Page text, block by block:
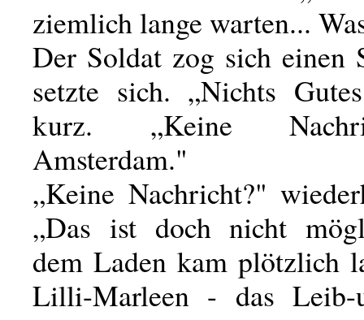
ziemlich lange warten...
Der Soldat zog sich einen
setzte sich. „Nichts
kurz. „Keine
Amsterdam."
„Keine Nachricht?"
„Das ist doch nicht
dem Laden kam plötzlich
Lilli-Marleen - das Leib-